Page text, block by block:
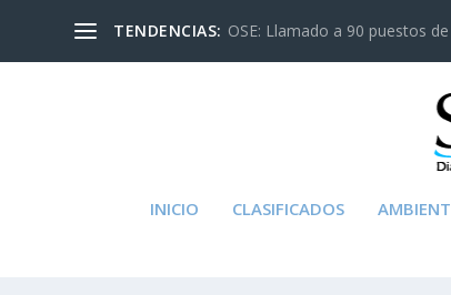
TENDENCIAS: OSE: Llamado a 90 puestos
INICIO CLASIFICADOS